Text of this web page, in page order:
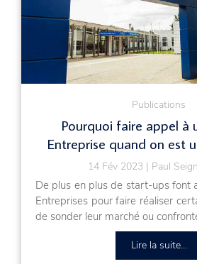
Publications
Pourquoi faire appel à
Entreprise quand on est
14 Fév 2023 Paul
De plus en plus de start-ups font
Entreprises pour faire réaliser
de sonder leur marché ou
Lire la suite...